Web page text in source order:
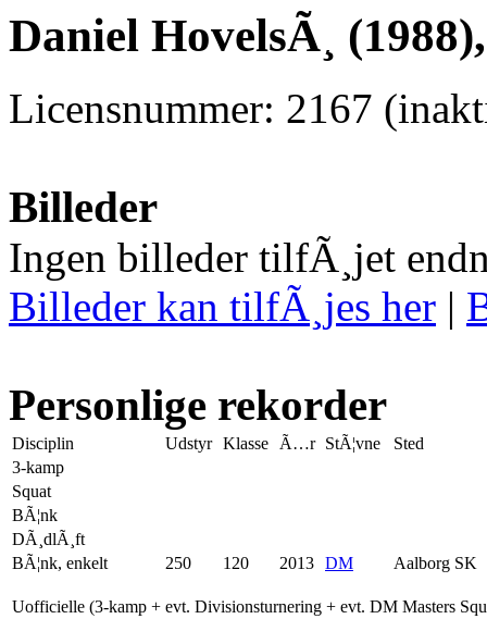
Daniel HovelsÃ¸
Licensnummer: 2167
Billeder
Ingen billeder tilfÃ¸jet
Billeder kan tilfÃ¸jes her |
Personlige rekorder
Disciplin Udstyr Klasse Ã…r StÃ¦vne
Sted
3-kamp
Squat
BÃ¦nk
DÃ¸dlÃ¸ft
BÃ¦nk, enkelt
250 120 2013 DM Aalborg SK
Uofficielle (3-kamp + evt. Divisionsturnering + evt. DM Masters